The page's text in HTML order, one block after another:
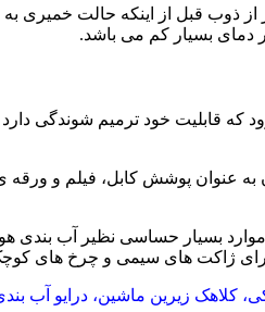
از ذوب قبل از اینکه حالت خمیری
دمای بسیار کم می باشد.
که قابلیت خود ترمیم شوندگی
آن به عنوان پوشش کابل، فیلم و
موارد بسیار حساسی نظیر آب بندی
ژاکت های سیمی و چرخ های کوچک